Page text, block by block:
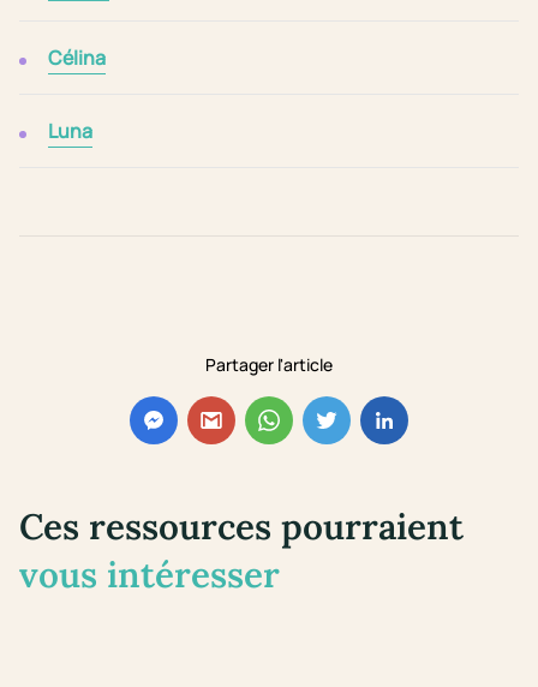
Partager l'article
Célina
Luna
Ces ressources pourraient
vous intéresser